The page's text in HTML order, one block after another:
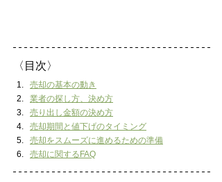
〈目次〉
売却の基本の動き
業者の探し方、決め方
売り出し金額の決め方
売却期間と値下げのタイミング
売却をスムーズに進めるための準備
売却に関するFAQ